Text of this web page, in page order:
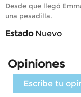
Desde que llegó
una pesadilla.
Estado Nuevo
Opiniones
Escribe tu